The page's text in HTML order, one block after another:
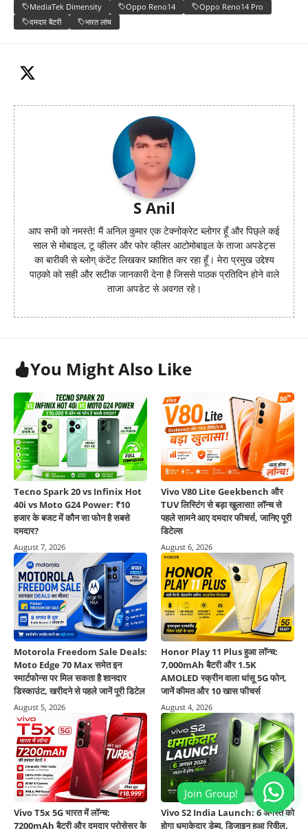
MediaTek Dimensity
Oppo Reno14
Oppo Reno14 Pro
दमदार बैटरी
भारत लांच
S Anil
आप सभी को नमस्ते! मैं अनिल कुमार एक टेक्नोक्रेट ब्लोगर हूँ और पिछ्ले कई
साल से मोबाइल, टू व्हीलर और फोर व्हीलर आटोमोबाइल के ताजा अपडेट्स
का बारीकी से ब्लोग् कंटेंट लिखकर प्र्काशित कर रहा हूँ। मेरा प्रमुख उद्देश्य
पाठ्को को सही और सटीक जानकारी देना है जिससे पाठक प्रतिदिन होने वाले
ताजा अपडेट से अवगत रहे।
You Might Also Like
Tecno Spark 20 vs Infinix Hot
40i vs Moto G24 Power: ₹10
हजार के बजट में कौन सा फोन है सबसे
दमदार?
August 7, 2026
Vivo V80 Lite Geekbench और
TUV लिस्टिंग से बड़ा खुलासा! लॉन्च से
पहले सामने आए दमदार फीचर्स, जानिए पूरी
डिटेल्स
August 6, 2026
Motorola Freedom Sale Deals:
Moto Edge 70 Max समेत इन
स्मार्टफोन्स पर मिल सकता है शानदार
डिस्काउंट, खरीदने से पहले जानें पूरी डिटेल
August 5, 2026
Honor Play 11 Plus हुआ लॉन्च:
7,000mAh बैटरी और 1.5K
AMOLED स्क्रीन वाला धांसू 5G फोन,
जानें कीमत और 10 खास फीचर्स
August 4, 2026
Vivo T5x 5G भारत में लॉन्च:
7200mAh बैटरी और दमदार प्रोसेसर के
Vivo S2 India Launch: 6 अगस्त को
होगा धमाकेदार डेब्यू, डिजाइन हुआ रिवील,